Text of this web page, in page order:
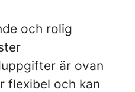
och rolig
är ovan
flexibel och kan